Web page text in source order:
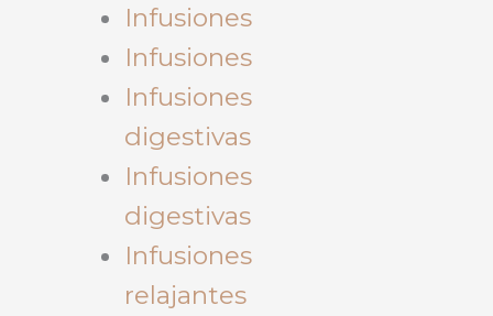
Infusiones
Infusiones
Infusiones
digestivas
Infusiones
digestivas
Infusiones
relajantes